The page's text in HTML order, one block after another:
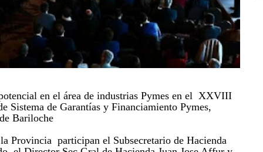
en el área de industrias Pymes en el XXVIII
Sistema de Garantías y Financiamiento Pymes,
Bariloche
Provincia participan el Subsecretario de Hacienda